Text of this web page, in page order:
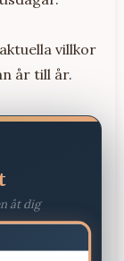
villkor
år till år.
åt dig